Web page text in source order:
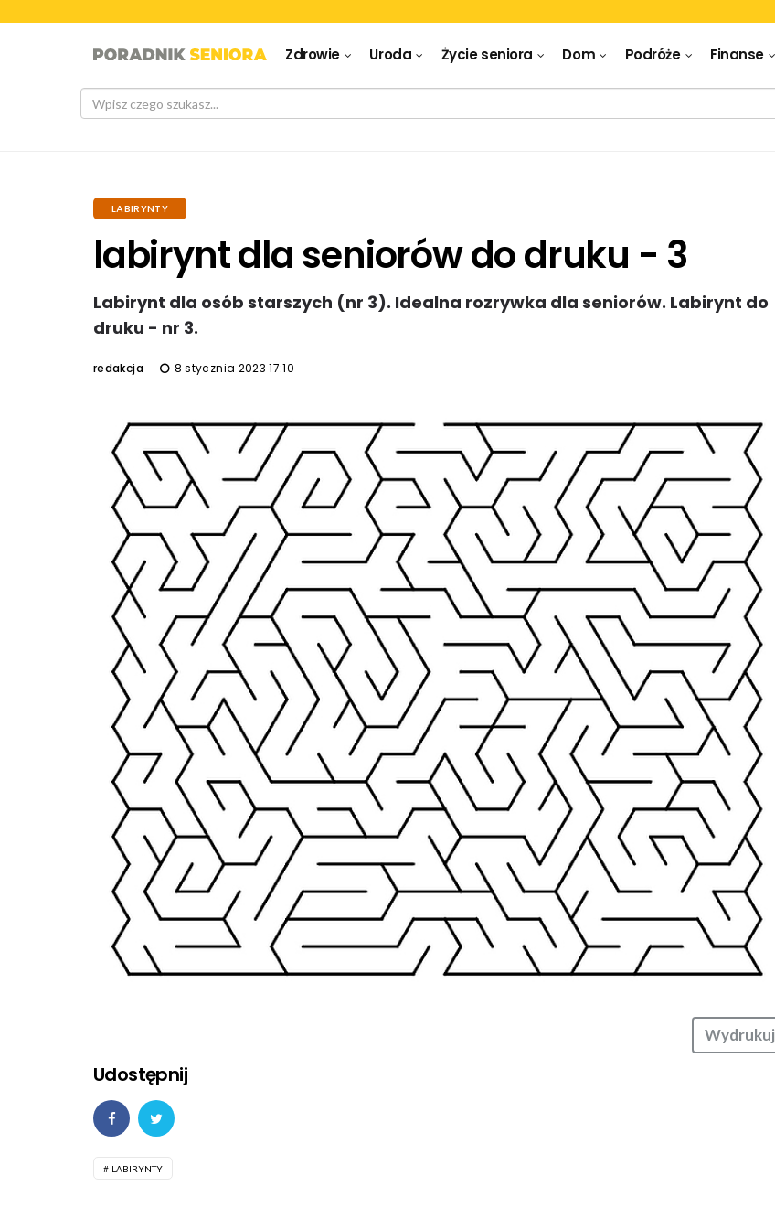
Zdrowie Uroda Życie seniora Dom Podróże Finanse
LABIRYNTY
labirynt dla seniorów do druku - 3
Labirynt dla osób starszych (nr 3). Idealna rozrywka dla seniorów. Labirynt do
druku - nr 3.
redakcja 8 stycznia 2023 17:10
Wydrukuj
Udostępnij
LABIRYNTY